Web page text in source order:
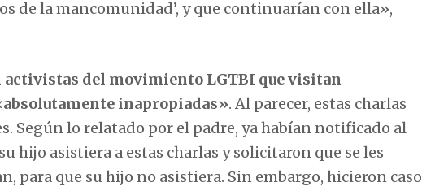
de la mancomunidad’, y que continuarían con ella»,
activistas del movimiento LGTBI que visitan
inapropiadas». Al parecer, estas charlas
Según lo relatado por el padre, ya habían notificado al
hijo asistiera a estas charlas y solicitaron que se les
para que su hijo no asistiera. Sin embargo, hicieron caso